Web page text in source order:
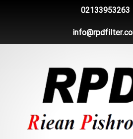
02133953263